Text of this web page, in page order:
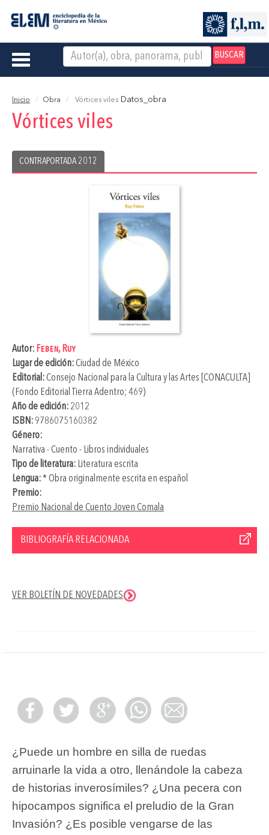
BUSCAR
Toggle
Inicio Obra Vór­tices viles Datos_obra
Vór­tices viles
CONTRAPORTADA 2012
Autor: Feben, Ruy
Lugar de edición:Ciudad de México
Editorial:Consejo Nacional para la Cultura y las Artes [CONACULTA]
(Fondo Editorial Tierra Adentro; 469)
Año de edición: 2012
ISBN: 9786075160382
Género:
Narrativa - Cuento - Libros individuales
Tipo de literatura: Literatura escrita
Lengua:* Obra originalmente escrita en español
Premio:
Premio Nacional de Cuento Joven Comala
BIBLIOGRAFÍA RELACIONADA
VER BOLETÍN DE NOVEDADES
¿Puede un hombre en silla de ruedas
arruinarle la vida a otro, llenándole la cabeza
de historias inverosímiles? ¿Una pecera con
hipocampos significa el preludio de la Gran
Invasión? ¿Es posible vengarse de las